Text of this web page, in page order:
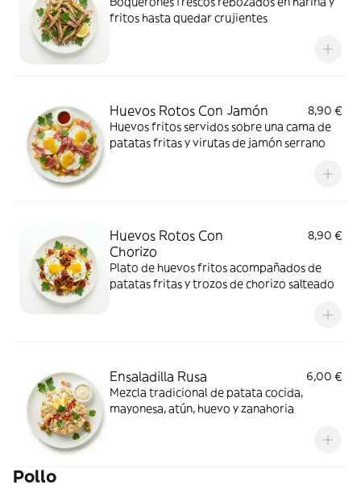
fritos hasta quedar crujientes
Huevos Rotos Con Jamón
8,90 €
Huevos fritos servidos sobre una cama de
patatas fritas y virutas de jamón serrano
Huevos Rotos Con
Chorizo
8,90 €
Plato de huevos fritos acompañados de
patatas fritas y trozos de chorizo salteado
Ensaladilla Rusa
6,00 €
Mezcla tradicional de patata cocida,
mayonesa, atún, huevo y zanahoria
Pollo